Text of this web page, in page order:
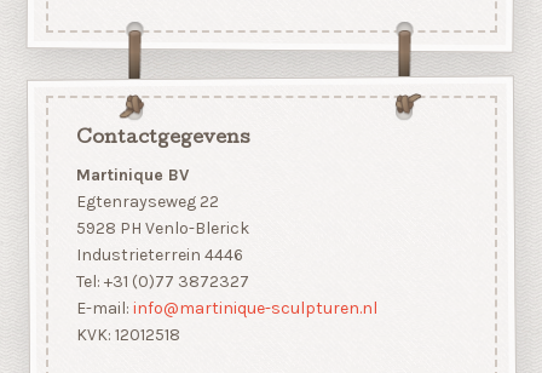
Contactgegevens
Martinique BV
Egtenrayseweg 22
5928 PH Venlo-Blerick
Industrieterrein 4446
Tel: +31 (0)77 3872327
E-mail: info@martinique-sculpturen.nl
KVK: 12012518